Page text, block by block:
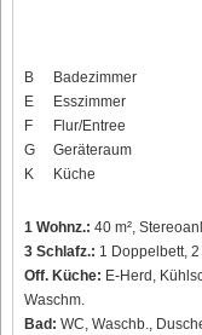
B
Badezimmer
E
Esszimmer
F
Flur/Entree
G
Geräteraum
K
Küche
1 Wohnz.: 40 m²,
3 Schlafz.: 1 Doppelbett,
Off. Küche: E-Herd,
Waschm.
Bad: WC, Waschb.,